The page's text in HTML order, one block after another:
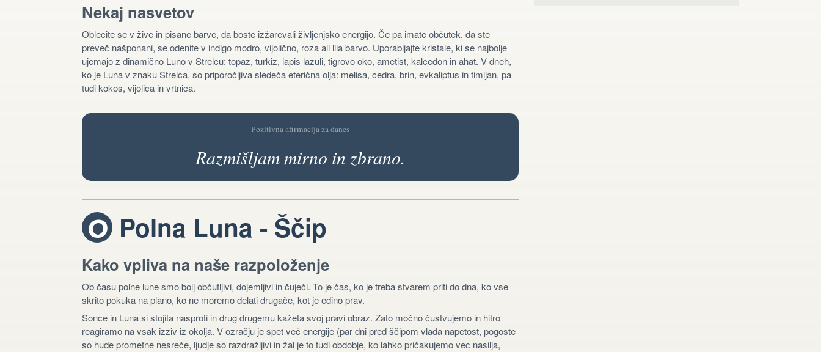
Nekaj nasvetov
Oblecite se v žive in pisane barve, da boste izžarevali življenjsko energijo. Če pa imate občutek, da ste
preveč našponani, se odenite v indigo modro, vijolično, roza ali lila barvo. Uporabljajte kristale, ki se najbolje
ujemajo z dinamično Luno v Strelcu: topaz, turkiz, lapis lazuli, tigrovo oko, ametist, kalcedon in ahat. V dneh,
ko je Luna v znaku Strelca, so priporočljiva sledeča eterična olja: melisa, cedra, brin, evkaliptus in timijan, pa
tudi kokos, vijolica in vrtnica.
Pozitivna afirmacija za danes
Razmišljam mirno in zbrano.
U Polna Luna - Ščip
Kako vpliva na naše razpoloženje
Ob času polne lune smo bolj občutljivi, dojemljivi in čuječi. To je čas, ko je treba stvarem priti do dna, ko vse
skrito pokuka na plano, ko ne moremo delati drugače, kot je edino prav.
Sonce in Luna si stojita nasproti in drug drugemu kažeta svoj pravi obraz. Zato močno čustvujemo in hitro
reagiramo na vsak izziv iz okolja. V ozračju je spet več energije (par dni pred ščipom vlada napetost, pogoste
so hude prometne nesreče, ljudje so razdražljivi in žal je to tudi obdobje, ko lahko pričakujemo vec nasilja,